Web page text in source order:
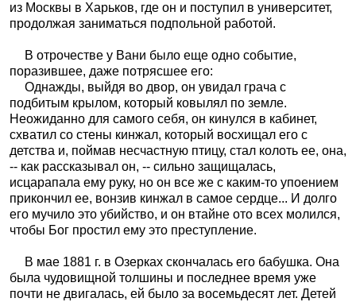
из Москвы в Харьков, где он и поступил в университет,
продолжая заниматься подпольной работой.
В отрочестве у Вани было еще одно событие,
поразившее, даже потрясшее его:
Однажды, выйдя во двор, он увидал грача с
подбитым крылом, который ковылял по земле.
Неожиданно для самого себя, он кинулся в кабинет,
схватил со стены кинжал, который восхищал его с
детства и, поймав несчастную птицу, стал колоть ее, она,
-- как рассказывал он, -- сильно защищалась,
исцарапала ему руку, но он все же с каким-то упоением
прикончил ее, вонзив кинжал в самое сердце... И долго
его мучило это убийство, и он втайне ото всех молился,
чтобы Бог простил ему это преступление.
В мае 1881 г. в Озерках скончалась его бабушка. Она
была чудовищной толшины и последнее время уже
почти не двигалась, ей было за восемьдесят лет. Детей